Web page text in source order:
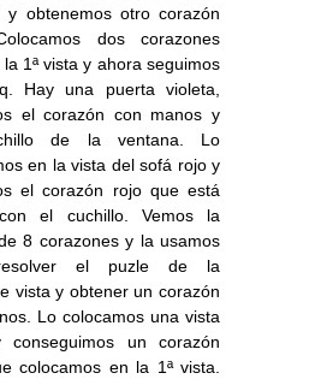
y obtenemos otro corazón
dos corazones
1ª vista y ahora seguimos
Hay una puerta violeta,
el corazón con manos y
de la ventana. Lo
en la vista del sofá rojo y
el corazón rojo que está
el cuchillo. Vemos la
8 corazones y la usamos
el puzle de la
vista y obtener un corazón
Lo colocamos una vista
conseguimos un corazón
colocamos en la 1ª vista.